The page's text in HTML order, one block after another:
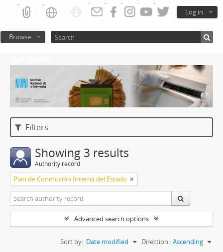
Log in
Browse
Filters
Showing 3 results
Authority record
Plan de Conmoción Interna del Estado
Advanced search options
Sort by: Date modified Direction: Ascending